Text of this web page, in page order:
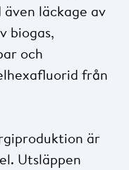
läckage av
biogas,
och
från
är
Utsläppen